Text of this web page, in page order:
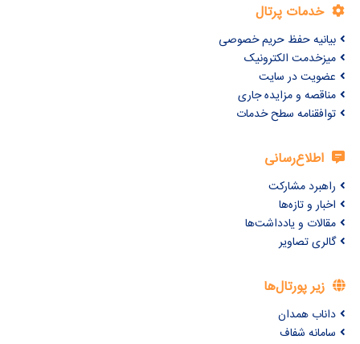
خدمات پرتال
بیانیه حفظ حریم خصوصی
میزخدمت الکترونیک
عضویت در سایت
مناقصه و مزایده جاری
توافقنامه سطح خدمات
اطلاع‌رسانی
راهبرد مشارکت
اخبار و تازه‌ها
مقالات و یادداشت‌ها
گالری تصاویر
زیر پورتال‌ها
داناب همدان
سامانه شفاف